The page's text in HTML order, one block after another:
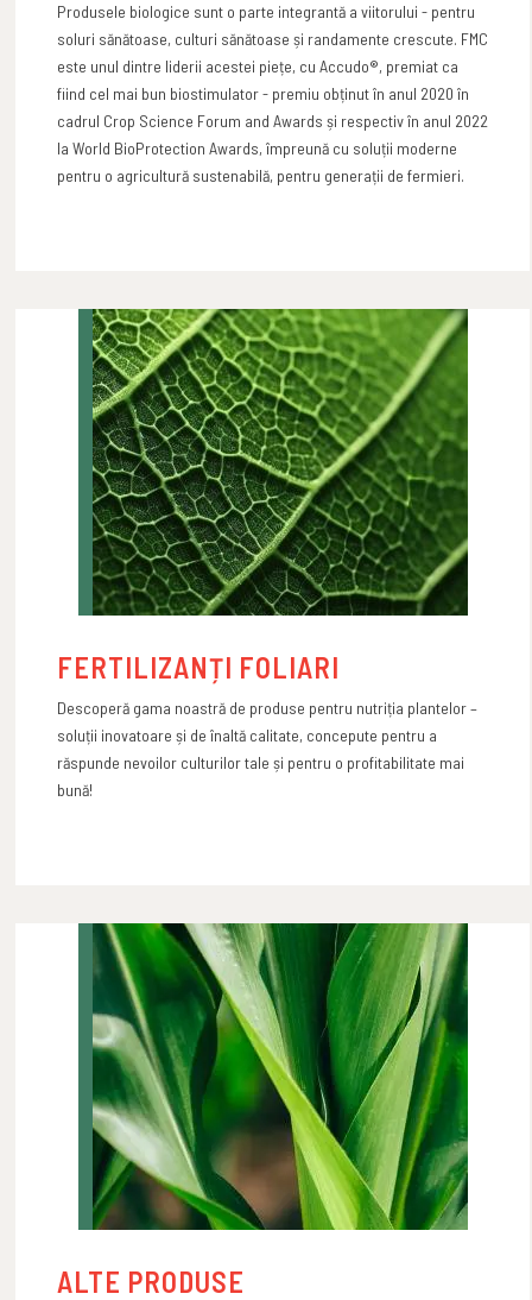
Produsele biologice sunt o parte integrantă a viitorului - pentru
soluri sănătoase, culturi sănătoase și randamente crescute. FMC
este unul dintre liderii acestei piețe, cu Accudo®, premiat ca
fiind cel mai bun biostimulator - premiu obținut în anul 2020 în
cadrul Crop Science Forum and Awards și respectiv în anul 2022
la World BioProtection Awards, împreună cu soluții moderne
pentru o agricultură sustenabilă, pentru generații de fermieri.
FERTILIZANȚI FOLIARI
Descoperă gama noastră de produse pentru nutriția plantelor –
soluții inovatoare și de înaltă calitate, concepute pentru a
răspunde nevoilor culturilor tale și pentru o profitabilitate mai
bună!
ALTE PRODUSE